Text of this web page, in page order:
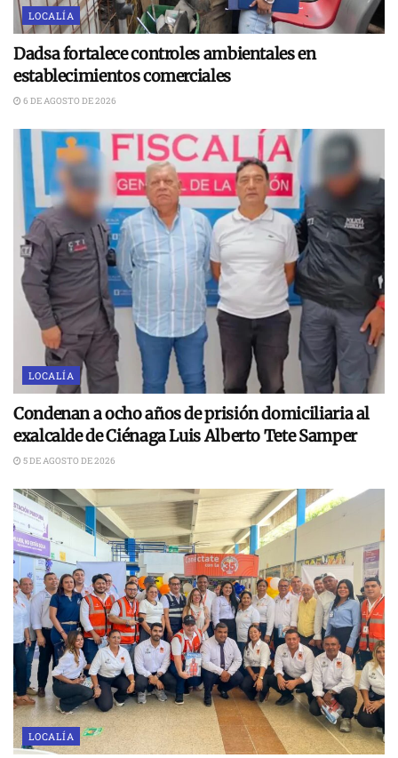
LOCALÍA
Dadsa fortalece controles ambientales en
establecimientos comerciales
6 DE AGOSTO DE 2026
LOCALÍA
Condenan a ocho años de prisión domiciliaria al
exalcalde de Ciénaga Luis Alberto Tete Samper
5 DE AGOSTO DE 2026
LOCALÍA